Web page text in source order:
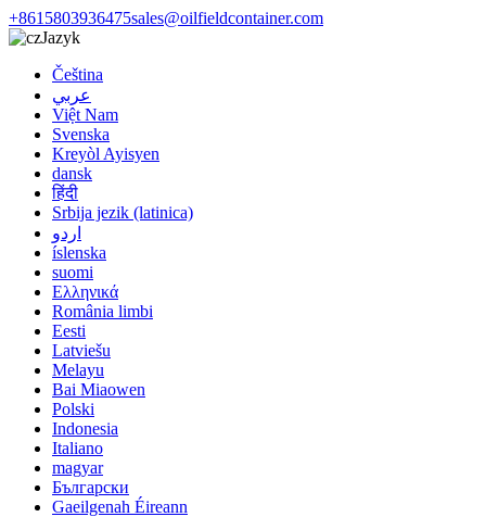
+8615803936475sales@oilfieldcontainer.com
Jazyk
Čeština
عربي
Việt Nam
Svenska
Kreyòl Ayisyen
dansk
हिंदी
Srbija jezik (latinica)
اردو
íslenska
suomi
Ελληνικά
România limbi
Eesti
Latviešu
Melayu
Bai Miaowen
Polski
Indonesia
Italiano
magyar
Български
Gaeilgenah Éireann